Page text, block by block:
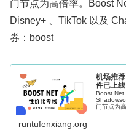
门节点为高倍率。Boost
Disney+ 、TikTok 以及
券：boost
机场推
件已上线
Boost Net
门节点为
runtufenxiang.org